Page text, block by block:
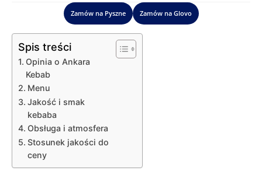
Zamów na Pyszne Zamów na Glovo
Spis treści
Opinia o Ankara
Kebab
Menu
Jakość i smak
kebaba
Obsługa i atmosfera
Stosunek jakości do
ceny